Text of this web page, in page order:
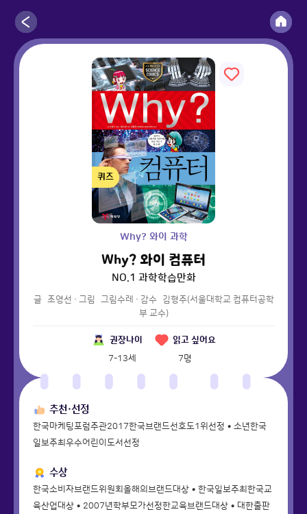
퀴즈
Why? 와이 과학
Why? 와이 컴퓨터
NO.1 과학학습만화
글 조영선 · 그림 그림수레 · 감수
김형주(서울대학교 컴퓨터공학
부 교수)
권장나이
7-13세
읽고 싶어요
7명
추천·선정
한국마케팅포럼주관2017한국브랜드선호도1위선정 • 소년한국
일보주최우수어린이도서선정
수상
한국소비자브랜드위원회올해의브랜드대상 • 한국일보주최한국교
육산업대상 • 2007년학부모가선정한교육브랜드대상 • 대한출판